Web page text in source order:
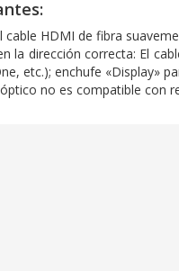
HDMI de fibra
la dirección correcta: El
etc.); enchufe «Display»
no es compatible con